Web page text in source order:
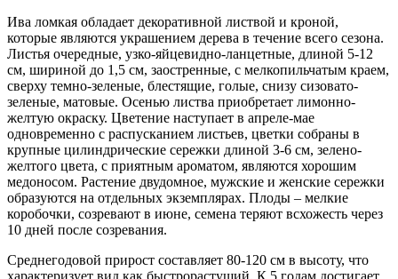
Ива ломкая обладает декоративной листвой и кроной,
которые являются украшением дерева в течение всего сезона.
Листья очередные, узко-яйцевидно-ланцетные, длиной 5-12
см, шириной до 1,5 см, заостренные, с мелкопильчатым краем,
сверху темно-зеленые, блестящие, голые, снизу сизовато-
зеленые, матовые. Осенью листва приобретает лимонно-
желтую окраску. Цветение наступает в апреле-мае
одновременно с распусканием листьев, цветки собраны в
крупные цилиндрические сережки длиной 3-6 см, зелено-
желтого цвета, с приятным ароматом, являются хорошим
медоносом. Растение двудомное, мужские и женские сережки
образуются на отдельных экземплярах. Плоды – мелкие
коробочки, созревают в июне, семена теряют всхожесть через
10 дней после созревания.
Среднегодовой прирост составляет 80-120 см в высоту, что
характеризует вид как быстрорастущий. К 5 годам достигает